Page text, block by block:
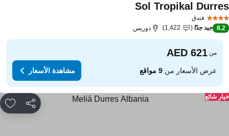
فندق
Sol Tropikal
8.2 جيد جدًا 1,422 دوريس
من
عرض الأسعار من9 مواقع مشاهدة الأسعار
مشاركة
شائع